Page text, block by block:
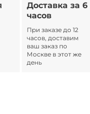
Доставка за 6
часов
При заказе до 12
часов, доставим
ваш заказ по
Москве в этот же
день